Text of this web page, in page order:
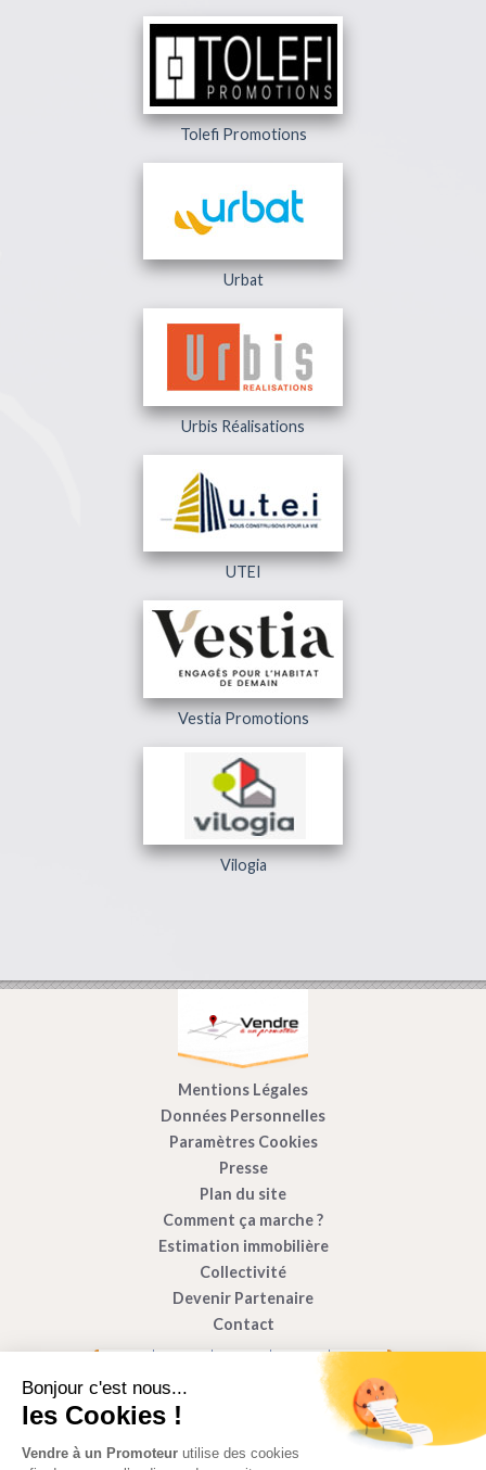
Bonjour c'est nous...
les Cookies !
Vendre à un Promoteur utilise des cookies
Tolefi Promotions
Urbat
Urbis Réalisations
UTEI
Vestia Promotions
Vilogia
Mentions Légales
Données Personnelles
Paramètres Cookies
Presse
Plan du site
Comment ça marche ?
Estimation immobilière
Collectivité
Devenir Partenaire
Contact